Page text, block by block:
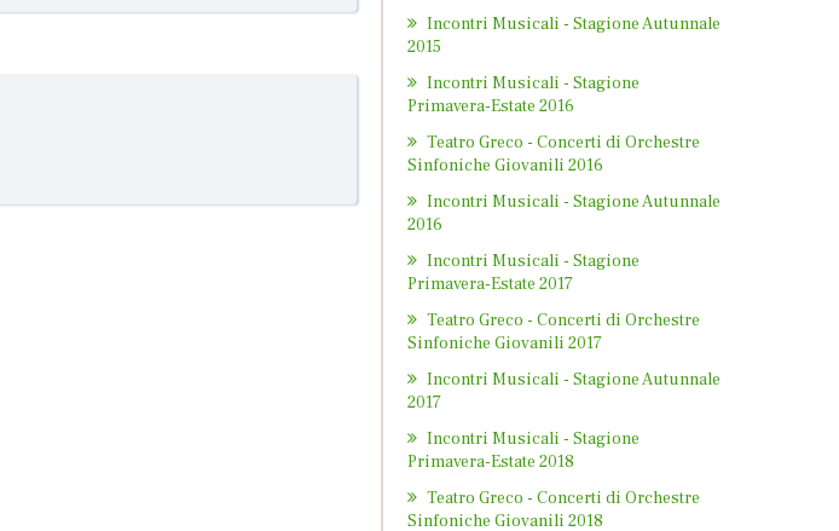
Incontri Musicali - Stagione Autunnale
2015
Incontri Musicali - Stagione
Primavera-Estate 2016
Teatro Greco - Concerti di Orchestre
Sinfoniche Giovanili 2016
Incontri Musicali - Stagione Autunnale
2016
Incontri Musicali - Stagione
Primavera-Estate 2017
Teatro Greco - Concerti di Orchestre
Sinfoniche Giovanili 2017
Incontri Musicali - Stagione Autunnale
2017
Incontri Musicali - Stagione
Primavera-Estate 2018
Teatro Greco - Concerti di Orchestre
Sinfoniche Giovanili 2018